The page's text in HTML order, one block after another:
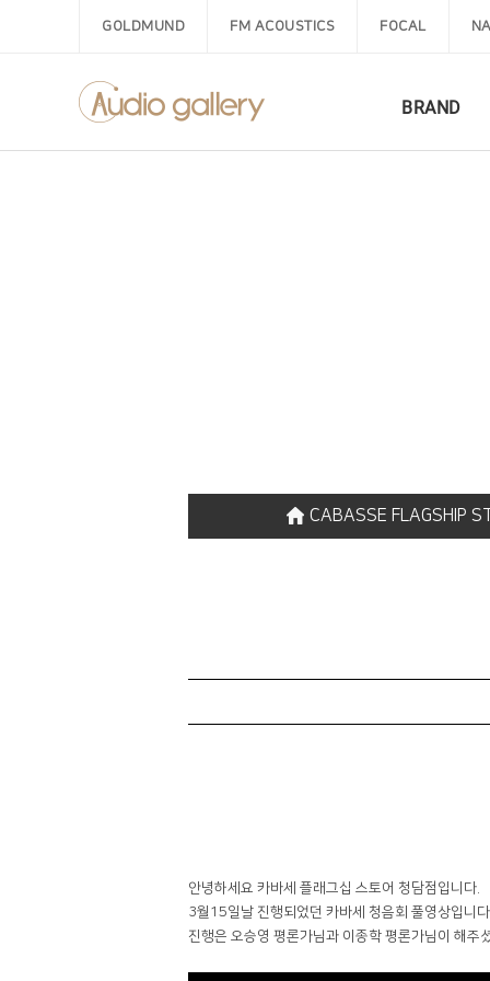
GOLDMUND FM ACOUSTICS FOCAL
BRAND
CABASSE FLAGSHIP
안녕하세요 카바세 플래그십 스토어 청담점입니다.
3월15일날 진행되었던 카바세 청음회 풀영상입니
진행은 오승영 평론가님과 이종학 평론가님이 해주